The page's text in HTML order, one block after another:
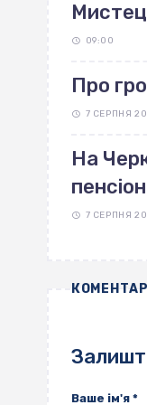
09:00
Про
7 СЕРПНЯ
На
7 СЕРПНЯ
КОМЕНТАРІ
Ваше ім'я *